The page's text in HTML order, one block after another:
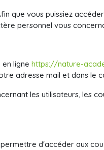
que vous puissiez
personnel vous
ligne https://nature-
adresse mail et dans le
les utilisateurs, les
d'accéder aux